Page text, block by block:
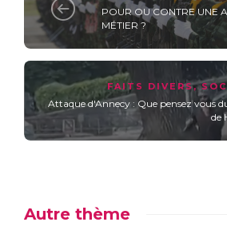
POUR OU CONTRE UNE
MÉTIER ?
FAITS DIVERS,
Attaque d'Annecy : Que pensez vous
de
Autre thème